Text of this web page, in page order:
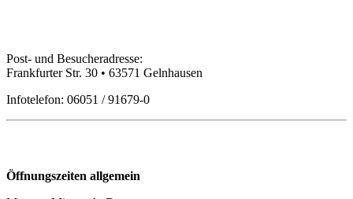
Post- und Besucheradresse:
Frankfurter Str. 30 • 63571 Gelnhausen
Infotelefon: 06051 / 91679-0
Öffnungszeiten allgemein